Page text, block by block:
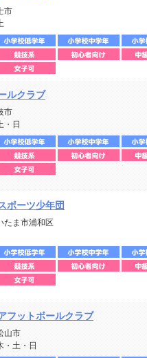
市
ルクラブ
市
・日
ポーツ少年団
たま市浦和区
フットボールクラブ
山市
・土・日